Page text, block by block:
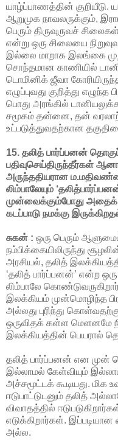
யாழ்ப்பாணத்தின் குறியீடு.
ஆறுமுக நாவலருக்கும்,
பெரும் திருவுருவச்
என்று ஒரு சிலையை
இல்லை மாறாக இலங்கை
சொந்தமான காணியில்
டொமினிக் ஜீவா
எழுப்புவது குறித்து எழுந்த
பொது அரங்கில்
சமூகம் தன்னை, தன்
உட்படுத்துவதற்கான
15. தலித் பார்ப்பனன்
பதிவுசெய்திருந்தீர்கள்
அருந்ததியரான
லிம்பாலேயும்
முன்வைக்கும்போது அதைக்
கடப்பாடு நமக்கு
சுகன் : ஒரு பெரும்
நம்பிக்கையிலிருந்து
அரசியல், தலித்
‘தலித் பார்ப்பனன்’ என்ற
லிம்பாலே
இலக்கியம் முன்மொழிந்த
அல்லது புரிந்து
ஒருவிதக் கள்ள மெளனமே
இலக்கியத்தின் பெயரால்
தலித் பார்ப்பனன் என முன்
இல்லாமல் கேள்வியும்
அச்சமூட்டக் கூடியது.
ஈடுபாட்டுடனும் தலித்
விவாதத்தில்
எடுக்கிறார்கள்.
அல்ல.